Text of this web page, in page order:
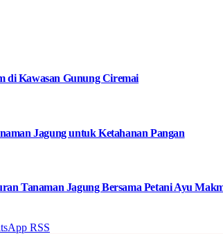
di Kawasan Gunung Ciremai
Jagung untuk Ketahanan Pangan
Tanaman Jagung Bersama Petani Ayu
RSS